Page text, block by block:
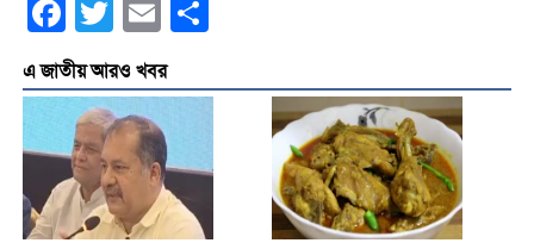
Facebook
Twitter Email
এ জাতীয় আরও খবর